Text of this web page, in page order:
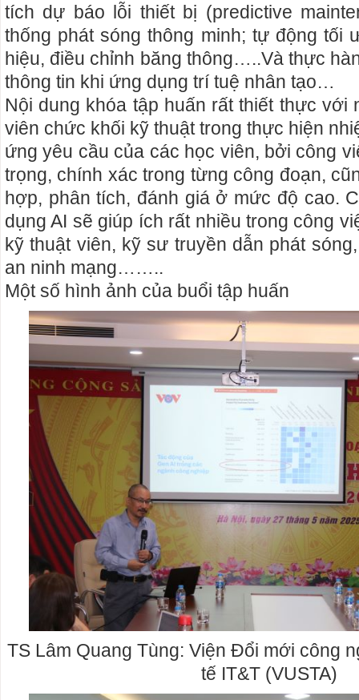
tích dự báo lỗi thiết bị (predictive
thống phát sóng thông minh; tự động tối
hiệu, điều chỉnh băng thông…..Và thực
thông tin khi ứng dụng trí tuệ nhân tạo…
Nội dung khóa tập huấn rất thiết thực với
viên chức khối kỹ thuật trong thực hiện
ứng yêu cầu của các học viên, bởi công
trọng, chính xác trong từng công đoạn,
hợp, phân tích, đánh giá ở mức độ cao.
dụng AI sẽ giúp ích rất nhiều trong công
kỹ thuật viên, kỹ sư truyền dẫn phát
an ninh mạng……..
Một số hình ảnh của buổi tập huấn
TS Lâm Quang Tùng: Viện Đổi mới công
tế IT&T (VUSTA)